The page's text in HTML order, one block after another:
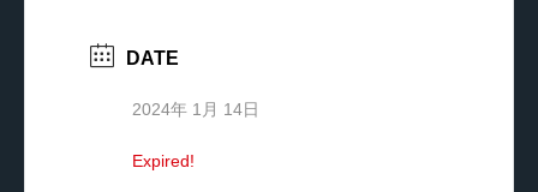
DATE
2024年 1月 14日
Expired!